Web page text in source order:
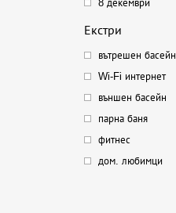
8 декември
Екстри
вътрешен басейн
Wi-Fi интернет
външен басейн
парна баня
фитнес
дом. любимци